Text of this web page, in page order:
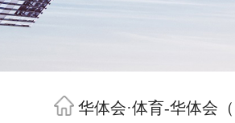
华体会·体育-华体会